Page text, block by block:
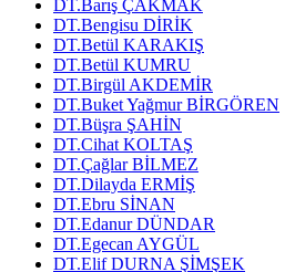
DT.Barış ÇAKMAK
DT.Bengisu DİRİK
DT.Betül KARAKIŞ
DT.Betül KUMRU
DT.Birgül AKDEMİR
DT.Buket Yağmur BİRGÖREN
DT.Büşra ŞAHİN
DT.Cihat KOLTAŞ
DT.Çağlar BİLMEZ
DT.Dilayda ERMİŞ
DT.Ebru SİNAN
DT.Edanur DÜNDAR
DT.Egecan AYGÜL
DT.Elif DURNA ŞİMŞEK